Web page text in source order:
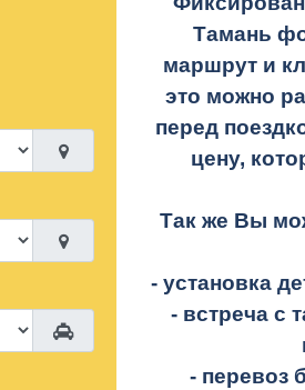
Тамань
маршрут и
это можно
перед
цену,
Так же Вы
- установка
- встреча с
- перевоз